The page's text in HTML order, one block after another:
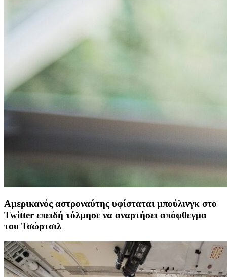
Αμερικανός αστροναύτης υφίσταται μπούλινγκ στο
Twitter επειδή τόλμησε να αναρτήσει απόφθεγμα
του Τσώρτσιλ